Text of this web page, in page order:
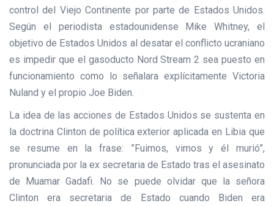
control del Viejo Continente por parte de Estados Unidos.
Según el periodista estadounidense Mike Whitney, el
objetivo de Estados Unidos al desatar el conflicto ucraniano
es impedir que el gasoducto Nord Stream 2 sea puesto en
funcionamiento como lo señalara explícitamente Victoria
Nuland y el propio Joe Biden.
La idea de las acciones de Estados Unidos se sustenta en
la doctrina Clinton de política exterior aplicada en Libia que
se resume en la frase: ”Fuimos, vimos y él murió”,
pronunciada por la ex secretaria de Estado tras el asesinato
de Muamar Gadafi. No se puede olvidar que la señora
Clinton era secretaria de Estado cuando Biden era